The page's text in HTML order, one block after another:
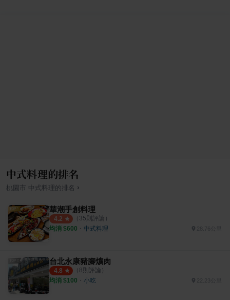
中式料理的排名
桃園市 中式料理 的排名 ›
華潮手創料理
4.2 （ 35則評論）
均消 $600 ・ 中式料理
台北永康豬腳爌肉
4.8 （ 8則評論）
均消 $100 ・ 小吃